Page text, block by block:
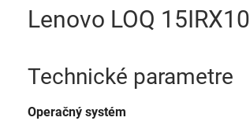
Lenovo LOQ 15IRX10
Technické parametre
Operačný systém